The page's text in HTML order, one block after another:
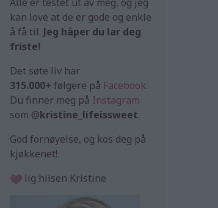
kan love at de er gode og enkle
å få til. Jeg håper du lar deg
friste!
Det søte liv har
315.000+ følgere på Facebook.
Du finner meg på Instagram
som @kristine_lifeissweet.
God fornøyelse, og kos deg på
kjøkkenet!
lig hilsen Kristine